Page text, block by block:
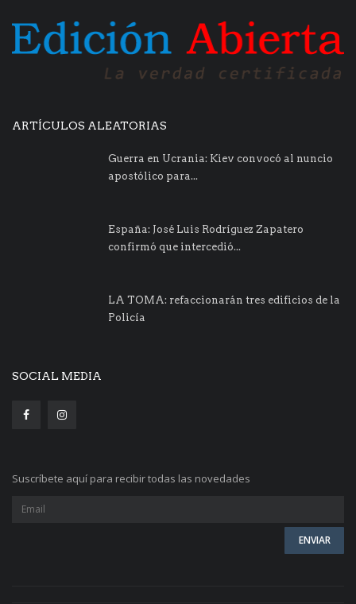
ARTÍCULOS ALEATORIAS
Guerra en Ucrania: Kiev convocó al nuncio
apostólico para...
España: José Luis Rodríguez Zapatero
confirmó que intercedió...
LA TOMA: refaccionarán tres edificios de la
Policía
SOCIAL MEDIA
Suscríbete aquí para recibir todas las novedades